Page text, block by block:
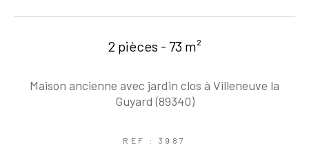
2 pièces - 73 m²
Maison ancienne avec jardin clos à Villeneuve la
Guyard (89340)
REF : 3987